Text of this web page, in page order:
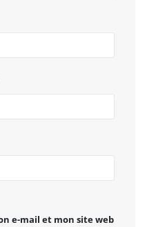
e-mail et mon site web